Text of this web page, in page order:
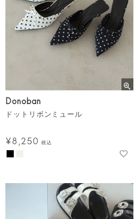
Donoban
ドットリボンミュール
¥8,250 税込